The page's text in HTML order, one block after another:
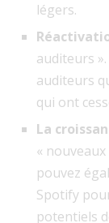
légers.
auditeurs
auditeurs
qui ont
La
«
pouvez
Spotify
potentiels